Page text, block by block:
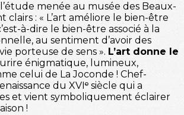
menée au musée des Beaux-
clairs : « L’art améliore le bien-être
à-dire le bien-être associé à la
au sentiment d’avoir des
porteuse de sens ». L’art donne le
énigmatique, lumineux,
celui de La Joconde ! Chef-
du XVIᵉ siècle qui a
et vient symboliquement éclairer
!